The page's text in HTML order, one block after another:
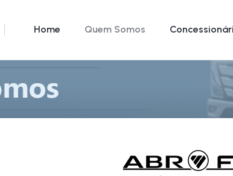
Home Quem Somos